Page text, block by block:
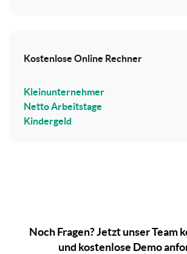
Kostenlose Online Rechner
Kleinunternehmer
Netto Arbeitstage
Kindergeld
Noch Fragen? Jetzt unser Team
und kostenlose Demo